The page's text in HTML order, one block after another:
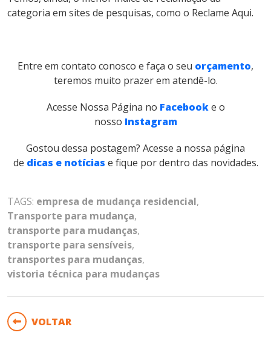
categoria em sites de pesquisas, como o Reclame Aqui.
Entre em contato conosco e faça o seu orçamento,
teremos muito prazer em atendê-lo.
Acesse Nossa Página no Facebook e o
nosso Instagram
Gostou dessa postagem? Acesse a nossa página
de dicas e notícias e fique por dentro das novidades.
TAGS: empresa de mudança residencial,
Transporte para mudança,
transporte para mudanças,
transporte para sensíveis,
transportes para mudanças,
vistoria técnica para mudanças
VOLTAR